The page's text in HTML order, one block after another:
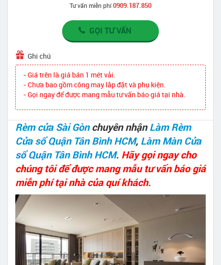
Tư vấn miễn phí0909.187.850
GỌI TƯ VẤN
Ghi chú
- Giá trên là giá bán 1 mét vải.
- Chưa bao gồm công may lắp đặt và phụ kiện.
- Gọi ngay để được mang mẫu tư vấn báo giá tại nhà.
Rèm cửa Sài Gònchuyên nhậnLàm Rèm
Cửa sổ Quận Tân Bình HCM, Làm Màn Cửa
sổ Quận Tân Bình HCM. Hãy gọi ngay cho
chúng tôi để được mang mẫu tư vấn báo giá
miễn phí tại nhà của quí khách.